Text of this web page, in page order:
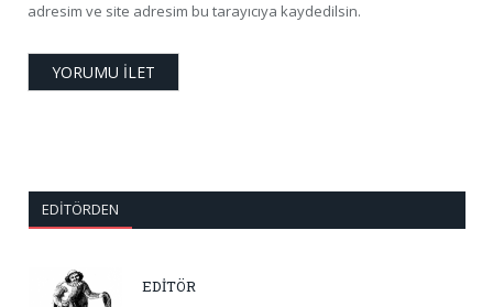
adresim ve site adresim bu tarayıcıya kaydedilsin.
EDITÖRDEN
EDİTÖR